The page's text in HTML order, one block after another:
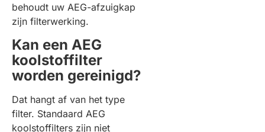
behoudt uw AEG-afzuigkap
zijn filterwerking.
Kan een AEG
koolstoffilter
worden gereinigd?
Dat hangt af van het type
filter. Standaard AEG
koolstoffilters zijn niet